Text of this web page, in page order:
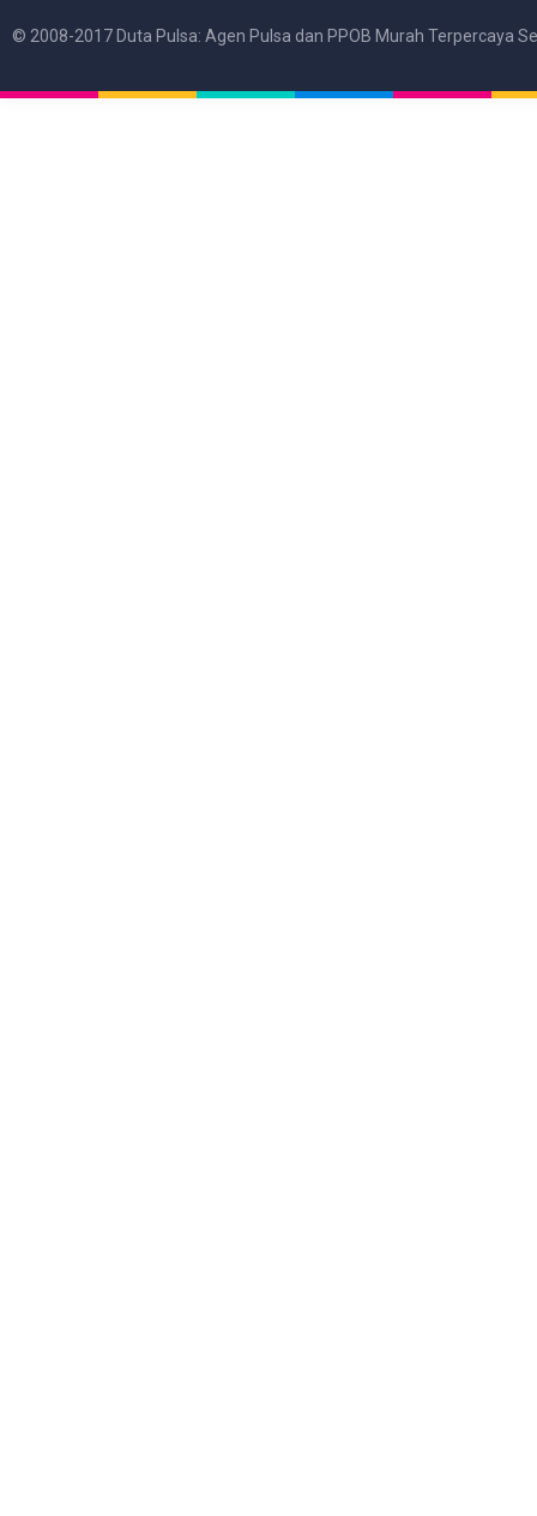
© 2008-2017 Duta Pulsa: Agen Pulsa dan PPOB Murah Terpercaya